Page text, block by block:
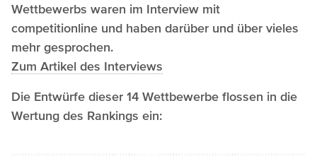
Wettbewerbs waren im Interview mit
competitionline und haben darüber und über vieles
mehr gesprochen.
Zum Artikel des Interviews
Die Entwürfe dieser 14 Wettbewerbe flossen in die
Wertung des Rankings ein: